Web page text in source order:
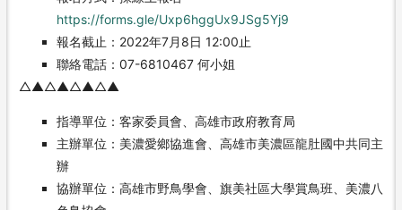
https://forms.gle/Uxp6hggUx9JSg5Yj9
報名截止：2022年7月8日 12:00止
聯絡電話：07-6810467 何小姐
△▲△▲△▲△▲
指導單位：客家委員會、高雄市政府教育局
主辦單位：美濃愛鄉協進會、高雄市美濃區龍肚國中共同主
辦
協辦單位：高雄市野鳥學會、旗美社區大學賞鳥班、美濃八